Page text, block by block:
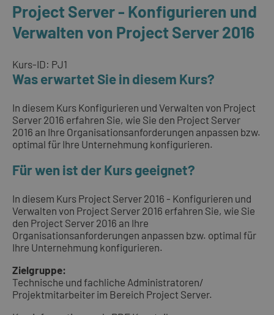
Project Server - Konfigurieren und
Verwalten von Project Server 2016
Kurs-ID: PJ1
Was erwartet Sie in diesem Kurs?
In diesem Kurs Konfigurieren und Verwalten von Project
Server 2016 erfahren Sie, wie Sie den Project Server
2016 an Ihre Organisationsanforderungen anpassen bzw.
optimal für Ihre Unternehmung konfigurieren.
Für wen ist der Kurs geeignet?
In diesem Kurs Project Server 2016 - Konfigurieren und
Verwalten von Project Server 2016 erfahren Sie, wie Sie
den Project Server 2016 an Ihre
Organisationsanforderungen anpassen bzw. optimal für
Ihre Unternehmung konfigurieren.
Zielgruppe:
Technische und fachliche Administratoren/
Projektmitarbeiter im Bereich Project Server.